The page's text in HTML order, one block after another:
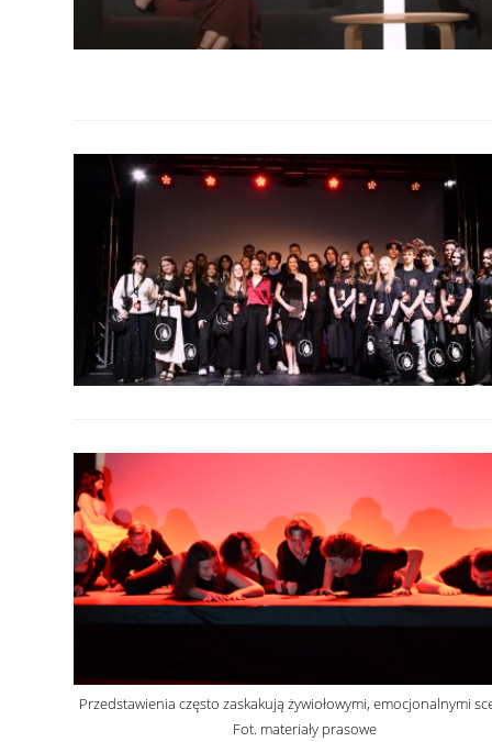
Przedstawienia często zaskakują żywiołowymi, emocjonalnymi
Fot. materiały prasowe